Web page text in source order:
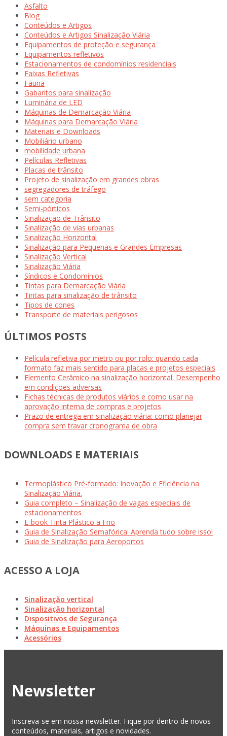
Asfalto
Blog
Conteúdos e Artigos
Conteúdos e Artigos Sinalização Viária
Equipamentos de proteção e segurança
Equipamentos refletivos
Estacionamentos de condomínios residenciais
Faixas Refletivas
Fauna
Gabaritos para sinalização
Luminária de LED
Máquinas de Demarcação Viária
Máquinas para Demarcação VIária
Materiais e Downloads
Mobiliário urbano
mobilidade urbana
Películas Refletivas
Placas de trânsito
Projeto de sinalização em grandes obras
segregadores de tráfego
sem categoria
Semi-pórticos
Sinalização de Trânsito
Sinalização de vias urbanas
Sinalização Horizontal
Sinalização para Pequenas e Grandes Empresas
Sinalização Vertical
Sinalização Viária
Síndicos e Condomínios
Tintas para Demarcação Viária
Tintas para sinalização de trânsito
Tipos de cones
Transporte de materiais perigosos
ÚLTIMOS POSTS
Película refletiva por metro ou por rolo: quando cada
formato faz mais sentido para placas e projetos especiais
Elemento Cerâmico na sinalização horizontal: Desempenho
em condições adversas
Fichas técnicas de produtos viários e como usar na
aprovação interna de compras e projetos
Prazo de entrega em sinalização viária: como planejar
compra sem travar cronograma de obra
DOWNLOADS E MATERIAIS
Termoplástico Pré-formado: Inovação e Eficiência na
Sinalização Viária.
Guia completo – Sinalização de vagas especiais de
estacionamentos
E-book Tinta Plástico a Frio
Guia de Sinalização Semafórica: Aprenda tudo sobre isso!
Guia de Sinalização para Aeroportos
ACESSO A LOJA
Sinalização vertical
Sinalização horizontal
Dispositivos de Segurança
Máquinas e Equipamentos
Acessórios
Newsletter
Inscreva-se em nossa newsletter. Fique por dentro de novos
conteúdos, materiais, artigos e novidades.